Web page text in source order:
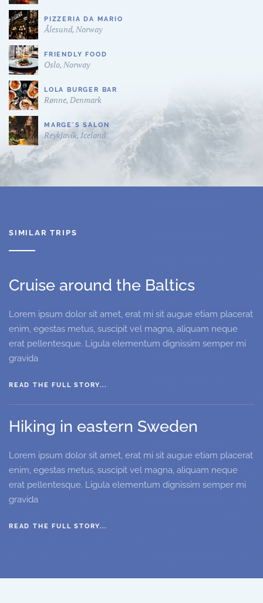
PIZZERIA DA MARIO
Ålesund, Norway
FRIENDLY FOOD
Oslo, Norway
LOLA BURGER BAR
Rønne, Denmark
MARGE'S SALON
Reykjavík, Iceland
SIMILAR TRIPS
Cruise around the Baltics
Lorem ipsum dolor sit amet, erat mi sit augue etiam placerat
enim, egestas metus, suscipit vel magna, aliquam neque
erat pellentesque. Ligula elementum dignissim semper mi
gravida
READ THE FULL STORY...
Hiking in eastern Sweden
Lorem ipsum dolor sit amet, erat mi sit augue etiam placerat
enim, egestas metus, suscipit vel magna, aliquam neque
erat pellentesque. Ligula elementum dignissim semper mi
gravida
READ THE FULL STORY...